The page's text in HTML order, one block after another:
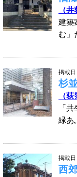
（井
建築
む」
掲載
杉
（荻
「
緑あ
掲載
西